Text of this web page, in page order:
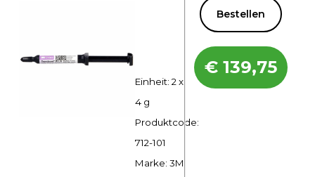
Einheit: 2 x
4 g
Produktcode:
712-101
Marke: 3M
Bestellen
€ 139,75